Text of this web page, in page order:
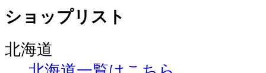
ショップリスト
北海道